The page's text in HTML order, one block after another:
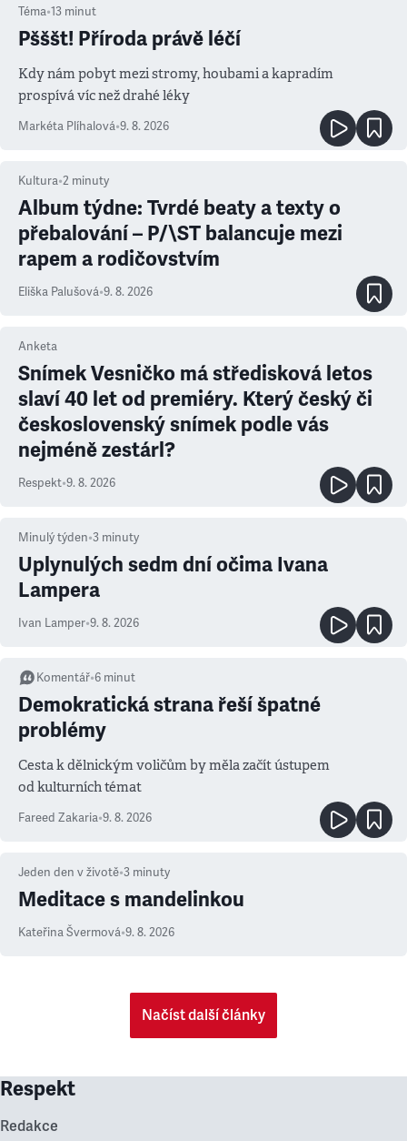
Téma•13 minut
Pšššt! Příroda právě léčí
Kdy nám pobyt mezi stromy, houbami a kapradím
prospívá víc než drahé léky
Markéta Plíhalová•9. 8. 2026
Kultura•2 minuty
Album týdne: Tvrdé beaty a texty o
přebalování – P/\ST balancuje mezi
rapem a rodičovstvím
Eliška Palušová•9. 8. 2026
Anketa
Snímek Vesničko má středisková letos
slaví 40 let od premiéry. Který český či
československý snímek podle vás
nejméně zestárl?
Respekt•9. 8. 2026
Minulý týden•3 minuty
Uplynulých sedm dní očima Ivana
Lampera
Ivan Lamper•9. 8. 2026
Komentář•6 minut
Demokratická strana řeší špatné
problémy
Cesta k dělnickým voličům by měla začít ústupem
od kulturních témat
Fareed Zakaria•9. 8. 2026
Jeden den v životě•3 minuty
Meditace s mandelinkou
Kateřina Švermová•9. 8. 2026
Načíst další články
Respekt
Redakce